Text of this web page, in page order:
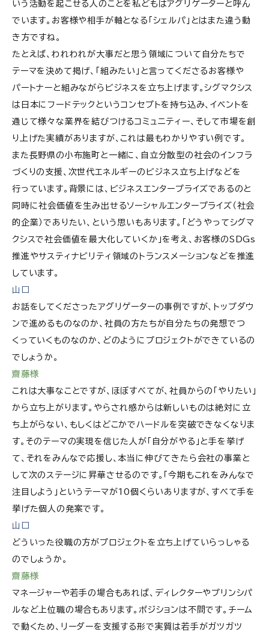
いう活動を起こせる人のことを私どもはアグリゲーターと呼ん
でいます。お客様や相手が軸となる「シェルパ」とはまた違う動
き方ですね。
たとえば、われわれが大事だと思う領域について自分たちで
テーマを決めて掲げ、「組みたい」と言ってくださるお客様や
パートナーと組みながらビジネスを立ち上げます。シグマクシス
は日本にフードテックというコンセプトを持ち込み、イベントを
通じて様々な業界を結びつけるコミュニティー、そして市場を創
り上げた実績がありますが、これは最もわかりやすい例です。
また長野県の小布施町と一緒に、自立分散型の社会のインフラ
づくりの支援、次世代エネルギーのビジネス立ち上げなどを
行っています。背景には、ビジネスエンタープライズであるのと
同時に社会価値を生み出せるソーシャルエンタープライズ（社会
的企業）でありたい、という思いもあります。「どうやってシグマ
クシスで社会価値を最大化していくか」を考え、お客様のSDGs
推進やサスティナビリティ領域のトランスメーションなどを推進
しています。
山口
お話をしてくださったアグリゲーターの事例ですが、トップダウ
ンで進めるものなのか、社員の方たちが自分たちの発想でつ
くっていくものなのか、どのようにプロジェクトができているの
でしょうか。
齋藤様
これは大事なことですが、ほぼすべてが、社員からの「やりたい」
から立ち上がります。やらされ感からは新しいものは絶対に立
ち上がらない、もしくはどこかでハードルを突破できなくなりま
す。そのテーマの実現を信じた人が「自分がやる」と手を挙げ
て、それをみんなで応援し、本当に伸びてきたら会社の事業と
して次のステージに昇華させるのです。「今期もこれをみんなで
注目しよう」というテーマが10個くらいありますが、すべて手を
挙げた個人の発案です。
山口
どういった役職の方がプロジェクトを立ち上げていらっしゃる
のでしょうか。
齋藤様
マネージャーや若手の場合もあれば、ディレクターやプリンシパ
ルなど上位職の場合もあります。ポジションは不問です。チーム
で動くため、リーダーを支援する形で実質は若手がガツガツ